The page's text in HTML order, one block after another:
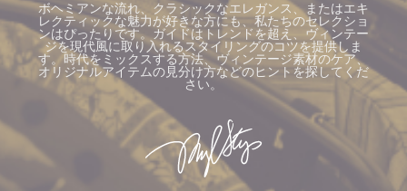
ボヘミアンな流れ、クラシックなエレガンス、またはエキ
レクティックな魅力が好きな方にも、私たちのセレクショ
ンはぴったりです。ガイドはトレンドを超え、ヴィンテー
ジを現代風に取り入れるスタイリングのコツを提供しま
す。時代をミックスする方法、ヴィンテージ素材のケア、
オリジナルアイテムの見分け方などのヒントを探してくだ
さい。